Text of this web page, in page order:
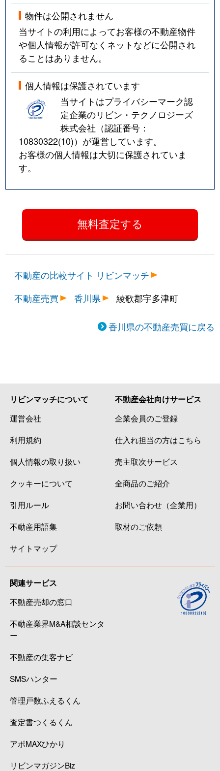
物件は公開されません
当サイトの利用によってお客様の不動産物件
や個人情報が許可なくネットなどに公開され
ることはありません。
個人情報は保護されています
当サイトはプライバシーマーク認
定企業のリビン・テクノロジーズ
株式会社（認証番号：
10830322(10)）が運営しています。
お客様の個人情報は大切に保護されていま
す。
不動産の比較サイト リビンマッチ
不動産売買
香川県 綾歌郡宇多津町
香川県の不動産売買に戻る
リビンマッチについて
運営会社
利用規約
個人情報の取り扱い
クッキーについて
引用ルール
不動産用語集
サイトマップ
不動産会社向けサービス
企業会員のご登録
仕入れ担当の方はこちら
売主取次サービス
全商品のご紹介
お問い合わせ（企業用）
取材のご依頼
関連サービス
不動産売却の窓口
不動産業界M&A相談センタ
ー
不動産の集客ナビ
SMSハンター
管理戸数ふえるくん
査定書つくるくん
アポMAXひかり
リビンマガジンBiz